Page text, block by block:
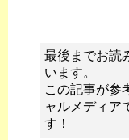
最後までお読
います。
この記事が参
ャルメディア
す！